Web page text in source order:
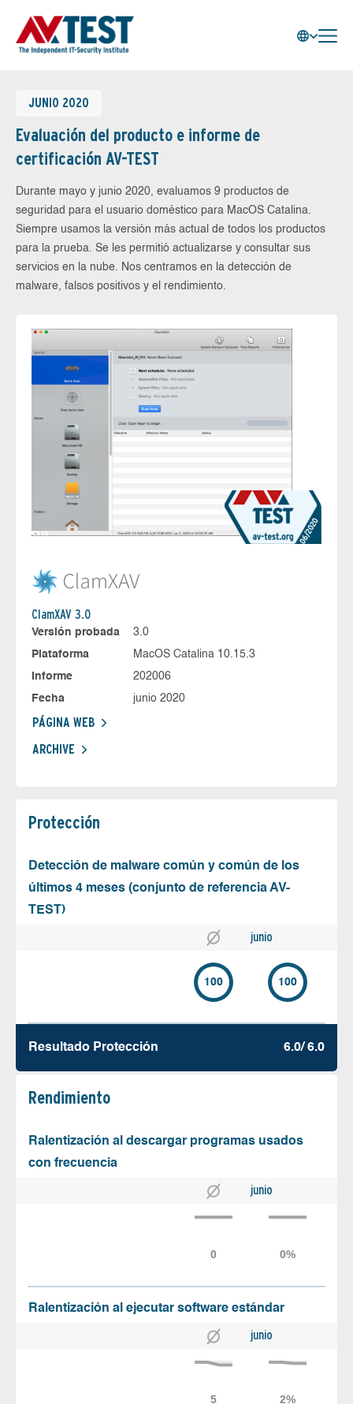
JUNIO 2020
Evaluación del producto e informe de
certificación AV-TEST
Durante mayo y junio 2020, evaluamos 9 productos de
seguridad para el usuario doméstico para MacOS Catalina.
Siempre usamos la versión más actual de todos los productos
para la prueba. Se les permitió actualizarse y consultar sus
servicios en la nube. Nos centramos en la detección de
malware, falsos positivos y el rendimiento.
ClamXAV 3.0
Versión probada
3.0
Plataforma
MacOS Catalina 10.15.3
Informe
202006
Fecha
junio 2020
PÁGINA WEB
ARCHIVE
Protección
Detección de malware común y común de los
últimos 4 meses (conjunto de referencia AV-
TEST)
junio
100 100
Resultado Protección 6.0/ 6.0
Rendimiento
Ralentización al descargar programas usados
con frecuencia
junio
Ralentización al ejecutar software estándar
junio